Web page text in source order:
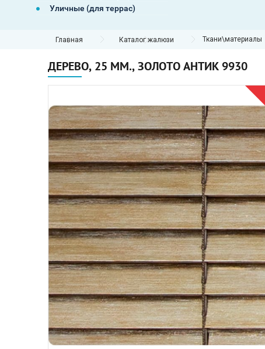
Уличные (для террас)
Главная Каталог жалюзи Ткани\материалы
ДЕРЕВО, 25 ММ., ЗОЛОТО АНТИК 9930